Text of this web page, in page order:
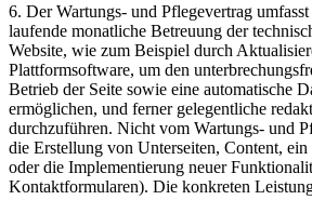
6. Der Wartungs- und Pflegevertrag
laufende monatliche Betreuung der
Website, wie zum Beispiel durch
Plattformsoftware, um den
Betrieb der Seite sowie eine automatische
ermöglichen, und ferner gelegentliche
durchzuführen. Nicht vom Wartungs- und
die Erstellung von Unterseiten, Content, ein
oder die Implementierung neuer
Kontaktformularen). Die konkreten